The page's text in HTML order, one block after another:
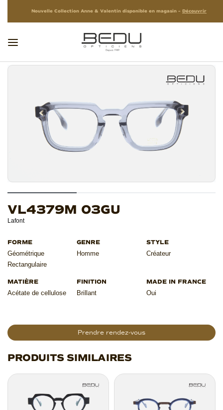
Nouvelle Collection Anne & Valentin disponible en magasin – Découvrir
VL4379M 03GU
Lafont
Géométrique
Rectangulaire
Homme Créateur
Acétate de cellulose Brillant Oui
Prendre rendez-vous
PRODUITS SIMILAIRES